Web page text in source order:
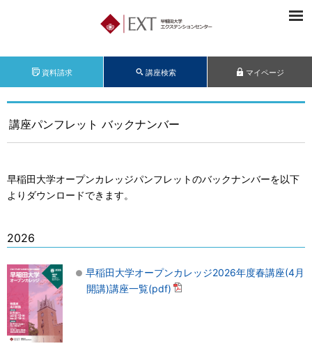
資料請求 講座検索 マイページ
講座パンフレット バックナンバー
早稲田大学オープンカレッジパンフレットのバックナンバーを以下
よりダウンロードできます。
2026
早稲田大学オープンカレッジ2026年度春講座(4月
開講)講座一覧(pdf)